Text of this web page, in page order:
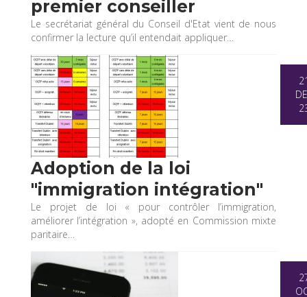
premier conseiller
Le secrétariat général du Conseil d'Etat vient de nous
confirmer la lecture qu’il entendait appliquer…
Adoption de la loi
"immigration intégration"
Le projet de loi « pour contrôler l’immigration,
améliorer l’intégration », adopté en Commission mixte
paritaire…